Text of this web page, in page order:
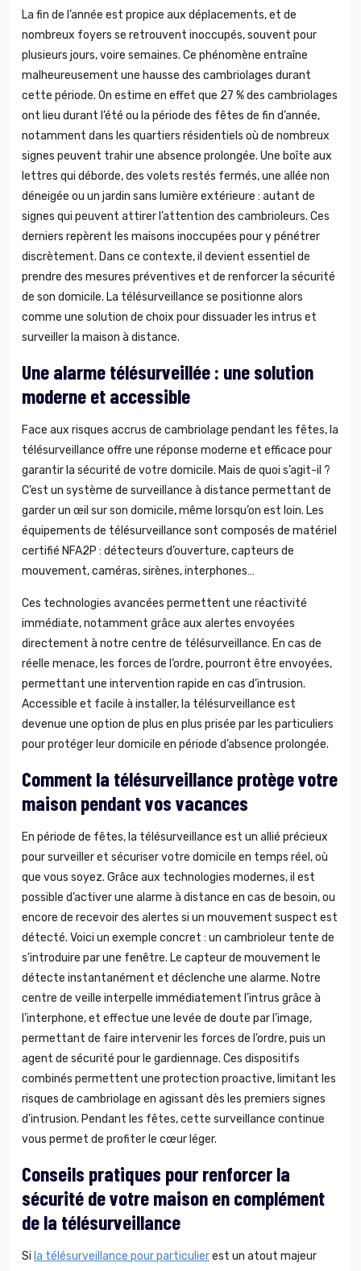
La fin de l’année est propice aux déplacements, et de
nombreux foyers se retrouvent inoccupés, souvent pour
plusieurs jours, voire semaines. Ce phénomène entraîne
malheureusement une hausse des cambriolages durant
cette période. On estime en effet que 27 % des cambriolages
ont lieu durant l’été ou la période des fêtes de fin d’année,
notamment dans les quartiers résidentiels où de nombreux
signes peuvent trahir une absence prolongée. Une boîte aux
lettres qui déborde, des volets restés fermés, une allée non
déneigée ou un jardin sans lumière extérieure : autant de
signes qui peuvent attirer l’attention des cambrioleurs. Ces
derniers repèrent les maisons inoccupées pour y pénétrer
discrètement. Dans ce contexte, il devient essentiel de
prendre des mesures préventives et de renforcer la sécurité
de son domicile. La télésurveillance se positionne alors
comme une solution de choix pour dissuader les intrus et
surveiller la maison à distance.
Une alarme télésurveillée : une solution
moderne et accessible
Face aux risques accrus de cambriolage pendant les fêtes, la
télésurveillance offre une réponse moderne et efficace pour
garantir la sécurité de votre domicile. Mais de quoi s’agit-il ?
C’est un système de surveillance à distance permettant de
garder un œil sur son domicile, même lorsqu’on est loin. Les
équipements de télésurveillance sont composés de matériel
certifié NFA2P : détecteurs d’ouverture, capteurs de
mouvement, caméras, sirènes, interphones…
Ces technologies avancées permettent une réactivité
immédiate, notamment grâce aux alertes envoyées
directement à notre centre de télésurveillance. En cas de
réelle menace, les forces de l’ordre, pourront être envoyées,
permettant une intervention rapide en cas d’intrusion.
Accessible et facile à installer, la télésurveillance est
devenue une option de plus en plus prisée par les particuliers
pour protéger leur domicile en période d’absence prolongée.
Comment la télésurveillance protège votre
maison pendant vos vacances
En période de fêtes, la télésurveillance est un allié précieux
pour surveiller et sécuriser votre domicile en temps réel, où
que vous soyez. Grâce aux technologies modernes, il est
possible d’activer une alarme à distance en cas de besoin, ou
encore de recevoir des alertes si un mouvement suspect est
détecté. Voici un exemple concret : un cambrioleur tente de
s’introduire par une fenêtre. Le capteur de mouvement le
détecte instantanément et déclenche une alarme. Notre
centre de veille interpelle immédiatement l’intrus grâce à
l’interphone, et effectue une levée de doute par l’image,
permettant de faire intervenir les forces de l’ordre, puis un
agent de sécurité pour le gardiennage. Ces dispositifs
combinés permettent une protection proactive, limitant les
risques de cambriolage en agissant dès les premiers signes
d’intrusion. Pendant les fêtes, cette surveillance continue
vous permet de profiter le cœur léger.
Conseils pratiques pour renforcer la
sécurité de votre maison en complément
de la télésurveillance
Si la télésurveillance pour particulierest un atout majeur